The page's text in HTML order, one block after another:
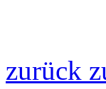
zurück